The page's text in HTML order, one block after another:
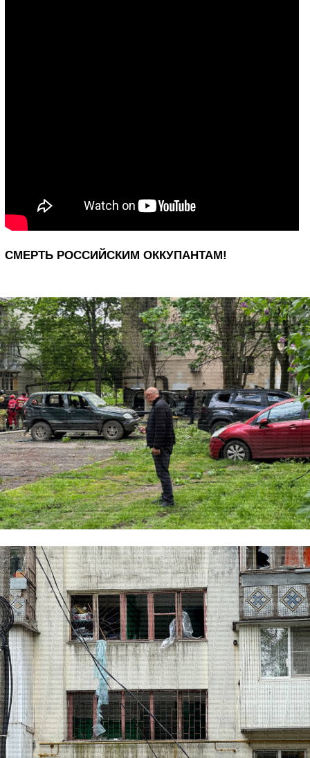
СМЕРТЬ РОССИЙСКИМ ОККУПАНТАМ!